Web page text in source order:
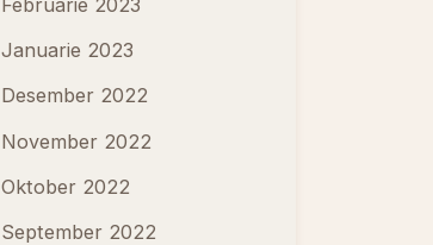
Februarie 2023
Januarie 2023
Desember 2022
November 2022
Oktober 2022
September 2022